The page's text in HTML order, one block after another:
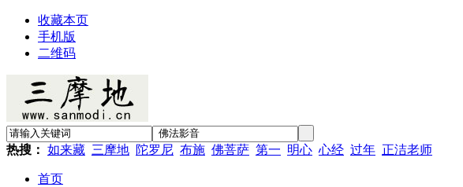
收藏本页
手机版
二维码
热搜： 如来藏 三摩地 陀罗尼 布施 佛菩萨 第一 明心 心经 过年 正洁老师
首页